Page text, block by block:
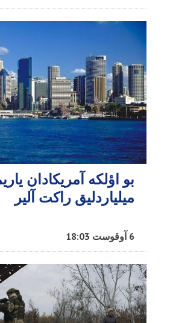
بو اؤلکه آمریکادان
میلیاردلیق راکت آلیر
6 آوقوست 18:03